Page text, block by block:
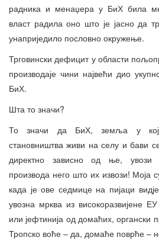
радника и менаџера у БиХ била
власт радила оно што је јасно да
унаприједило пословно окружење.
Трговински дефицит у области
производаје чини највећи дио
БиХ.
Шта то значи?
То значи да БиХ, земља у
становништва живи на селу и бави
директно зависно од ње, увози
производа него што их извози! Моја
када је ове седмице на пијаци
увозна мрква из високоразвијене
или јефтинија од домаћих, органски
Тропско воће – да, домаће поврће –